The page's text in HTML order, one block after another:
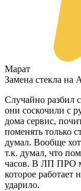
Марат
Замена стекла на
Случайно разбил
они соскочили с
дома сервис,
поменять только
думал. Вообще
т.к. думал, что
часов. В ЛП ПРО
которое работает
ударило.